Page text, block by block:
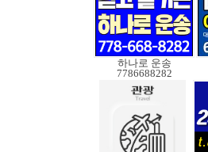
하나로 운송
7786688282